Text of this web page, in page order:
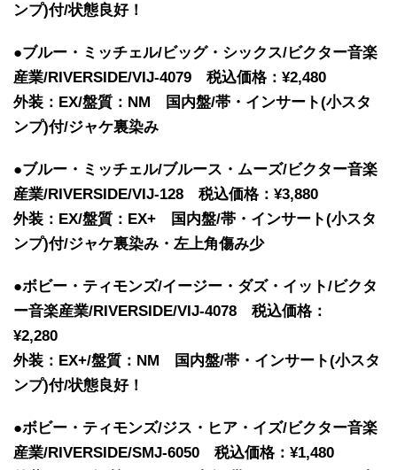
ンプ)付/状態良好！
●ブルー・ミッチェル/ビッグ・シックス/ビクター音楽
産業/RIVERSIDE/VIJ-4079 税込価格：¥2,480
外装：EX/盤質：NM 国内盤/帯・インサート(小スタ
ンプ)付/ジャケ裏染み
●ブルー・ミッチェル/ブルース・ムーズ/ビクター音楽
産業/RIVERSIDE/VIJ-128 税込価格：¥3,880
外装：EX/盤質：EX+ 国内盤/帯・インサート(小スタ
ンプ)付/ジャケ裏染み・左上角傷み少
●ボビー・ティモンズ/イージー・ダズ・イット/ビクタ
ー音楽産業/RIVERSIDE/VIJ-4078 税込価格：
¥2,280
外装：EX+/盤質：NM 国内盤/帯・インサート(小スタ
ンプ)付/状態良好！
●ボビー・ティモンズ/ジス・ヒア・イズ/ビクター音楽
産業/RIVERSIDE/SMJ-6050 税込価格：¥1,480